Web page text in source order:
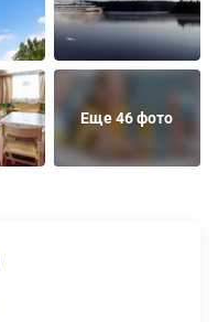
Еще 46 фото